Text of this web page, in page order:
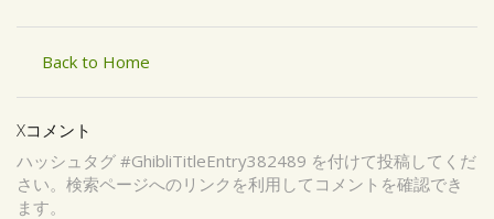
Back to Home
Xコメント
ハッシュタグ #GhibliTitleEntry382489 を付けて投稿してくだ
さい。検索ページへのリンクを利用してコメントを確認でき
ます。